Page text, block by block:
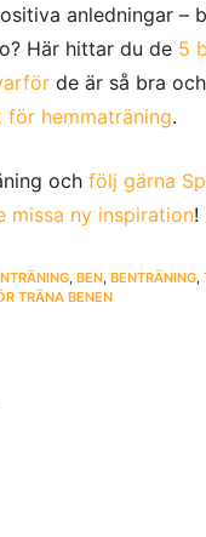
anledningar –
Här hittar du de 5
de är så bra
för hemmaträning.
och följ gärna
missa ny inspiration!
, BEN, BENTRÄNING,
TRÄNA BENEN